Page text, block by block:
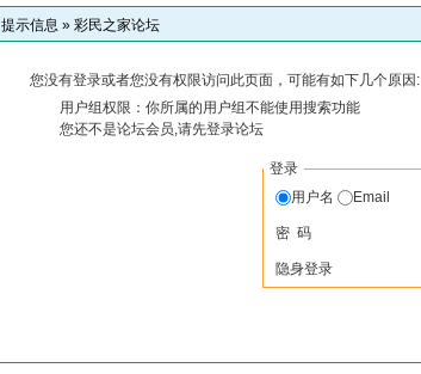
提示信息 » 彩民之家论坛
您没有登录或者您没有权限访问此页面，可能有如下几个原因:
用户组权限：你所属的用户组不能使用搜索功能
您还不是论坛会员,请先登录论坛
登录
用户名
Email
密 码
隐身登录